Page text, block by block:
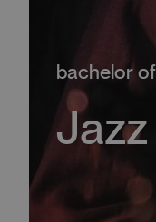
bachelor